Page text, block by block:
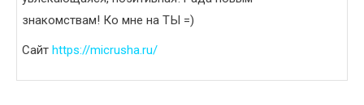
знакомствам! Ко мне на ТЫ =)
Сайт https://micrusha.ru/